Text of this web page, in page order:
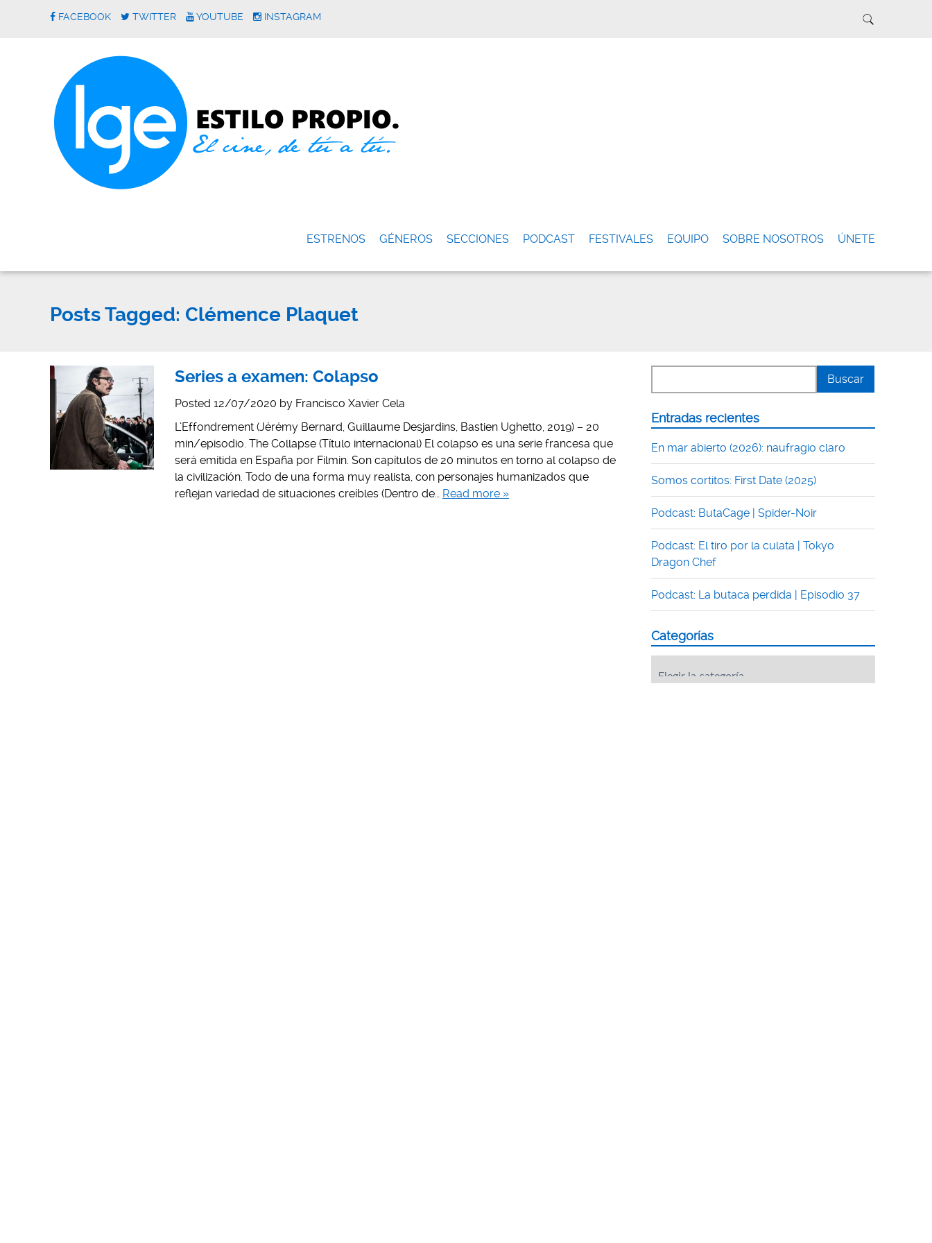
FACEBOOK TWITTER YOUTUBE INSTAGRAM
ESTRENOS GÉNEROS SECCIONES PODCAST FESTIVALES EQUIPO SOBRE NOSOTROS ÚNETE
Posts Tagged: Clémence Plaquet
Series a examen: Colapso
Posted 12/07/2020 by Francisco Xavier Cela
L’Effondrement (Jérémy Bernard, Guillaume Desjardins, Bastien Ughetto, 2019) – 20
min/episodio. The Collapse (Título internacional) El colapso es una serie francesa que
será emitida en España por Filmin. Son capítulos de 20 minutos en torno al colapso de
la civilización. Todo de una forma muy realista, con personajes humanizados que
reflejan variedad de situaciones creíbles (Dentro de… Read more »
Entradas recientes
En mar abierto (2026): naufragio claro
Somos cortitos: First Date (2025)
Podcast: ButaCage | Spider-Noir
Podcast: El tiro por la culata | Tokyo
Dragon Chef
Podcast: La butaca perdida | Episodio 37
Categorías